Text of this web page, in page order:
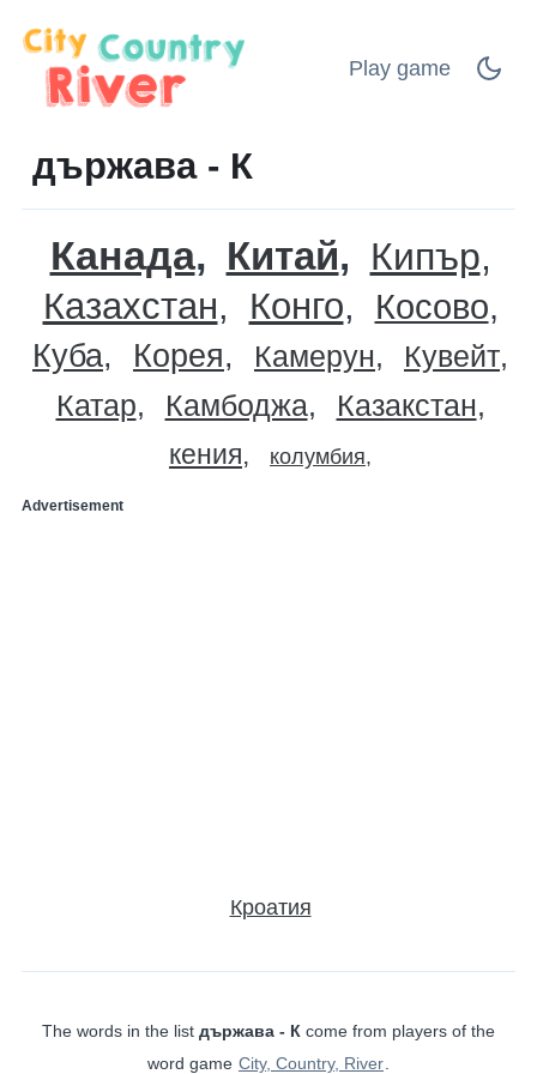
Play game
държава - К
Канада Китай Кипър
Казахстан Конго Косово
Куба Корея Камерун
Кувейт
Катар
Камбоджа Казакстан
кения колумбия
Advertisement
Кроатия
The words in the list държава - К come from players of the
word game City, Country, River